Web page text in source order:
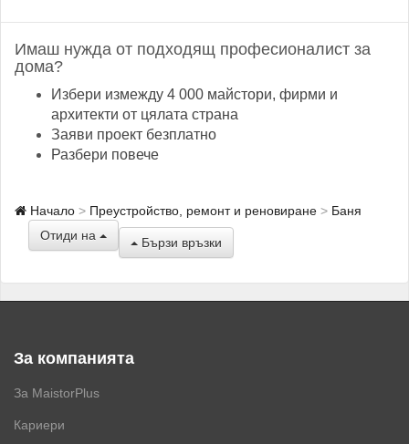
Имаш нужда от подходящ професионалист за
дома?
Избери измежду 4 000 майстори, фирми и
архитекти от цялата страна
Заяви проект безплатно
Разбери повече
Начало Преустройство, ремонт и реновиране
Баня
Отиди на
Бързи връзки
За компанията
За MaistorPlus
Кариери